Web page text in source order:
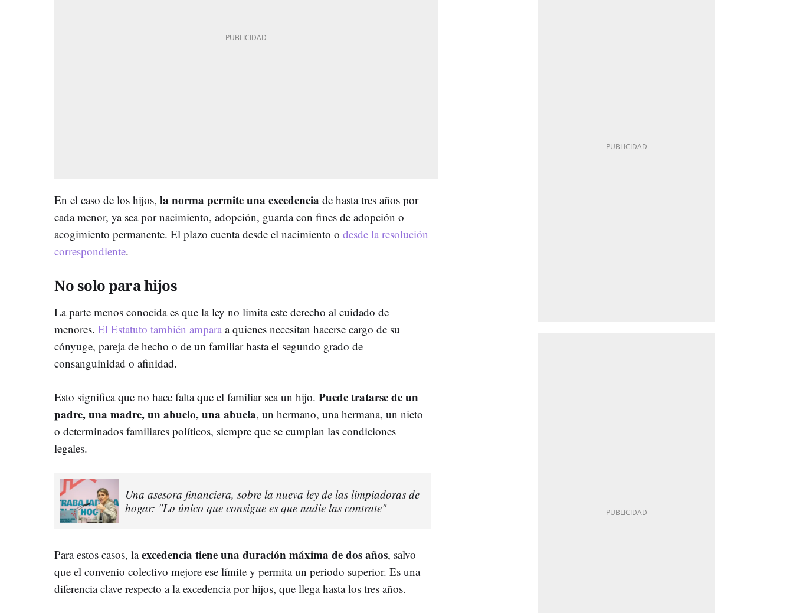
En el caso de los hijos, la norma permite una excedencia de hasta tres años por
cada menor, ya sea por nacimiento, adopción, guarda con fines de adopción o
acogimiento permanente. El plazo cuenta desde el nacimiento o desde la resolución
correspondiente.
No solo para hijos
La parte menos conocida es que la ley no limita este derecho al cuidado de
menores. El Estatuto también ampara a quienes necesitan hacerse cargo de su
cónyuge, pareja de hecho o de un familiar hasta el segundo grado de
consanguinidad o afinidad.
Esto significa que no hace falta que el familiar sea un hijo. Puede tratarse de un
padre, una madre, un abuelo, una abuela, un hermano, una hermana, un nieto
o determinados familiares políticos, siempre que se cumplan las condiciones
legales.
Una asesora financiera, sobre la nueva ley de las limpiadoras de
hogar: "Lo único que consigue es que nadie las contrate"
Para estos casos, laexcedencia tiene una duración máxima de dos años, salvo
que el convenio colectivo mejore ese límite y permita un periodo superior. Es una
diferencia clave respecto a la excedencia por hijos, que llega hasta los tres años.